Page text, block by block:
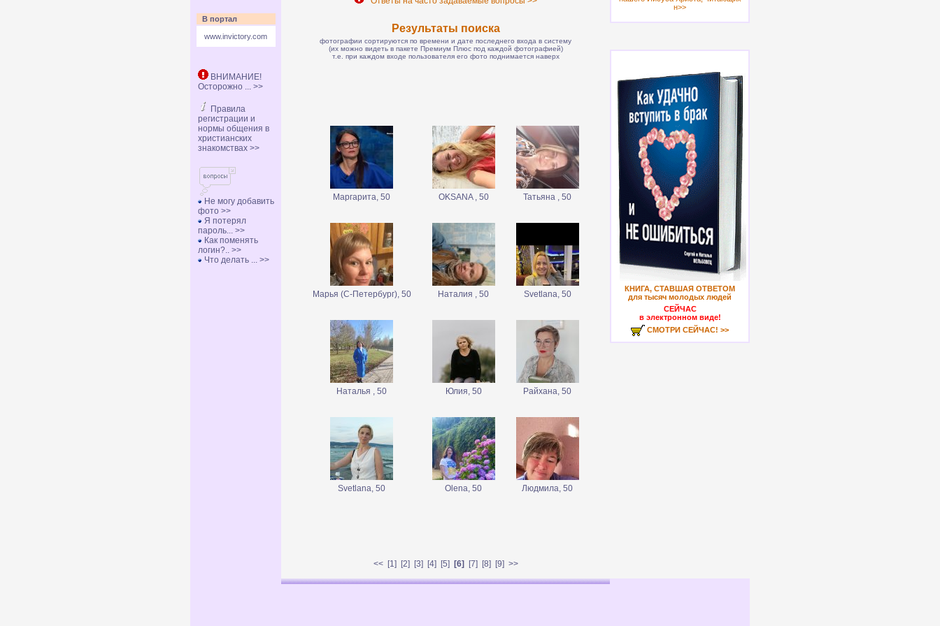
В портал
www.invictory.com
ВНИМАНИЕ!
Осторожно ... >>
Правила
регистрации и
нормы общения в
христианских
знакомствах >>
Не могу добавить
фото >>
Я потерял
пароль... >>
Как поменять
логин?.. >>
Что делать ... >>
Результаты поиска
фотографии сортируются по времени и дате последнего входа в систему
(их можно видеть в пакете Премиум Плюс под каждой фотографией)
т.е. при каждом входе пользователя его фото поднимается наверх
Маргарита, 50 OKSANA , 50 Татьяна , 50
Марья (С-Петербург), 50 Наталия , 50 Svetlana, 50
Наталья , 50 Юлия, 50 Райхана, 50
Svetlana, 50 Olena, 50 Людмила, 50
<<[1] [2] [3] [4] [5] [6] [7] [8] [9] >>
н>>
КНИГА, СТАВШАЯ ОТВЕТОМ
для тысяч молодых людей
СЕЙЧАС
в электронном виде!
СМОТРИ СЕЙЧАС! >>